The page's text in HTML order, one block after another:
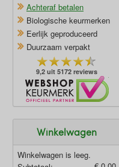
Achteraf betalen
Biologische keurmerken
Eerlijk geproduceerd
Duurzaam verpakt
9,2 uit 5172 reviews
Winkelwagen
Winkelwagen is leeg.